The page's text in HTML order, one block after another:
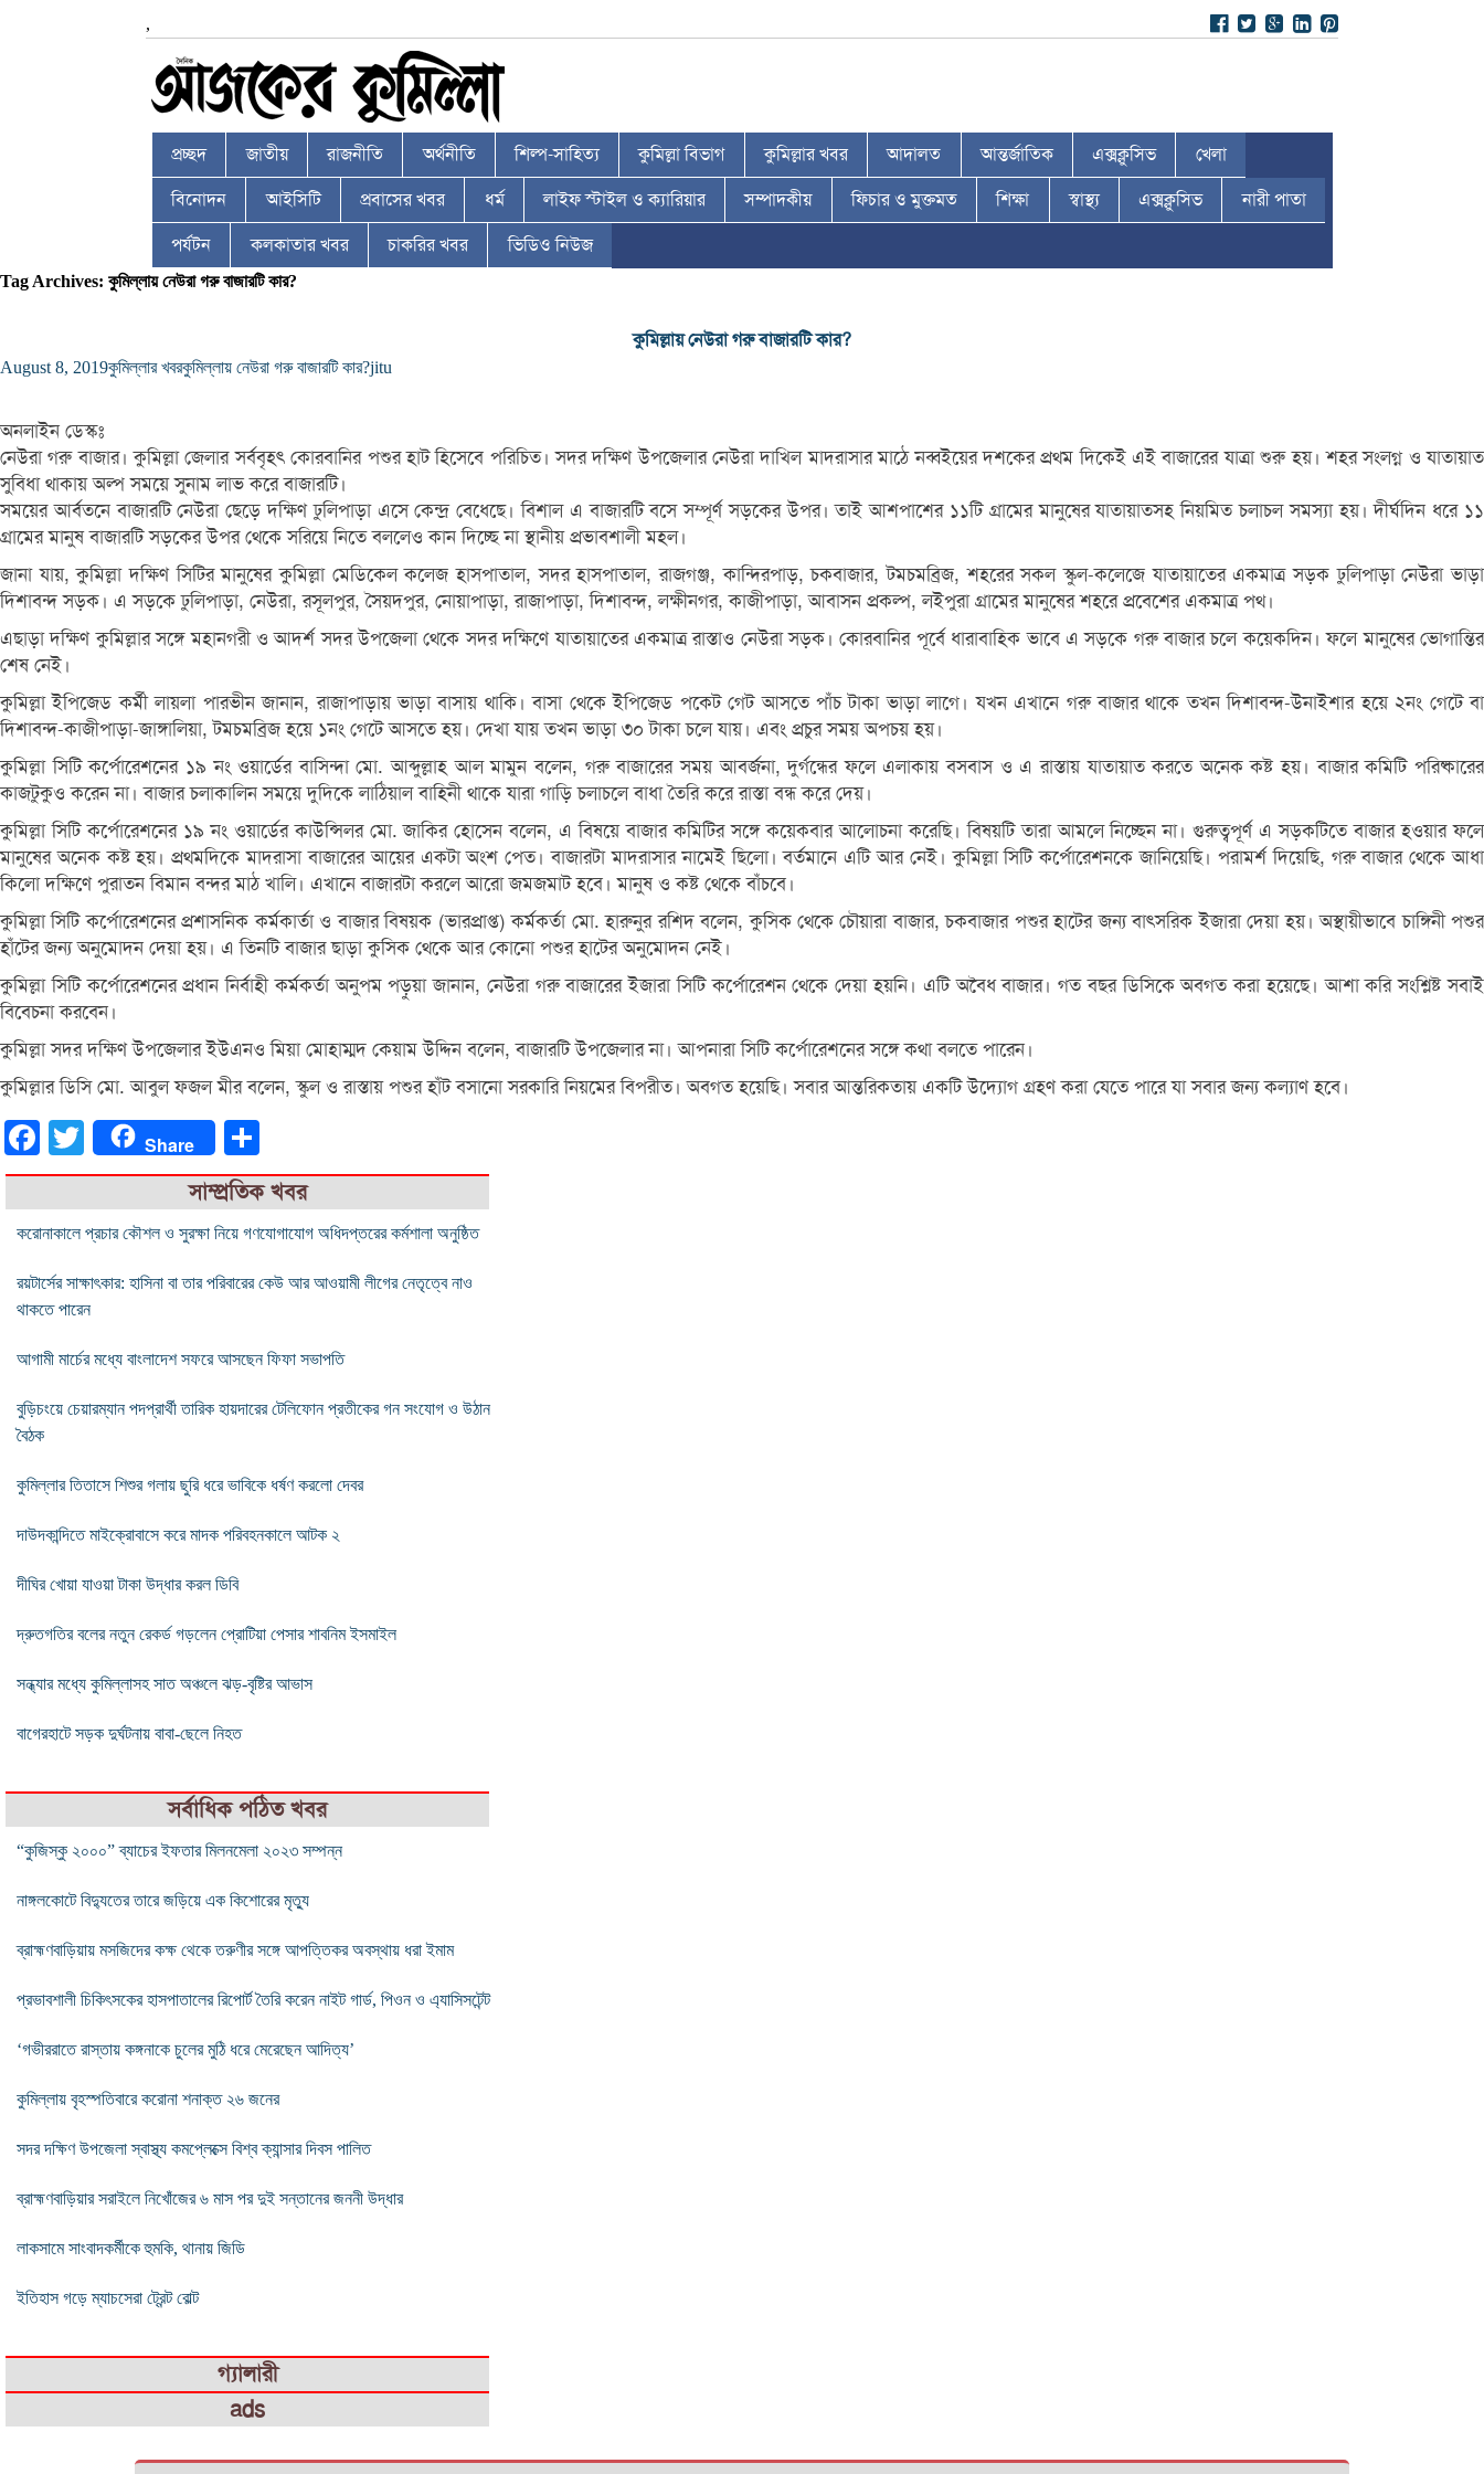
,
প্রচ্ছদ জাতীয় রাজনীতি অর্থনীতি শিল্প-সাহিত্য কুমিল্লা বিভাগ কুমিল্লার খবর আদালত আন্তর্জাতিক এক্সক্লুসিভ খেলা
বিনোদন আইসিটি প্রবাসের খবর ধর্ম লাইফ স্টাইল ও ক্যারিয়ার সম্পাদকীয় ফিচার ও মুক্তমত শিক্ষা স্বাস্থ্য এক্সক্লুসিভ নারী পাতা
পর্যটন কলকাতার খবর চাকরির খবর ভিডিও নিউজ
Tag Archives: কুমিল্লায় নেউরা গরু বাজারটি কার?
কুমিল্লায় নেউরা গরু বাজারটি কার?
August 8, 2019কুমিল্লার খবরকুমিল্লায় নেউরা গরু বাজারটি কার?jitu
অনলাইন ডেস্কঃ
নেউরা গরু বাজার। কুমিল্লা জেলার সর্ববৃহৎ কোরবানির পশুর হাট হিসেবে পরিচিত। সদর দক্ষিণ উপজেলার নেউরা দাখিল মাদরাসার মাঠে নব্বইয়ের দশকের প্রথম দিকেই এই বাজারের যাত্রা শুরু হয়। শহর সংলগ্ন ও যাতায়াত
সুবিধা থাকায় অল্প সময়ে সুনাম লাভ করে বাজারটি।
সময়ের আর্বতনে বাজারটি নেউরা ছেড়ে দক্ষিণ ঢুলিপাড়া এসে কেন্দ্র বেধেছে। বিশাল এ বাজারটি বসে সম্পূর্ণ সড়কের উপর। তাই আশপাশের ১১টি গ্রামের মানুষের যাতায়াতসহ নিয়মিত চলাচল সমস্যা হয়। দীর্ঘদিন ধরে ১১
গ্রামের মানুষ বাজারটি সড়কের উপর থেকে সরিয়ে নিতে বললেও কান দিচ্ছে না স্থানীয় প্রভাবশালী মহল।
জানা যায়, কুমিল্লা দক্ষিণ সিটির মানুষের কুমিল্লা মেডিকেল কলেজ হাসপাতাল, সদর হাসপাতাল, রাজগঞ্জ, কান্দিরপাড়, চকবাজার, টমচমব্রিজ, শহরের সকল স্কুল-কলেজে যাতায়াতের একমাত্র সড়ক ঢুলিপাড়া নেউরা ভাড়া
দিশাবন্দ সড়ক। এ সড়কে ঢুলিপাড়া, নেউরা, রসূলপুর, সৈয়দপুর, নোয়াপাড়া, রাজাপাড়া, দিশাবন্দ, লক্ষীনগর, কাজীপাড়া, আবাসন প্রকল্প, লইপুরা গ্রামের মানুষের শহরে প্রবেশের একমাত্র পথ।
এছাড়া দক্ষিণ কুমিল্লার সঙ্গে মহানগরী ও আদর্শ সদর উপজেলা থেকে সদর দক্ষিণে যাতায়াতের একমাত্র রাস্তাও নেউরা সড়ক। কোরবানির পূর্বে ধারাবাহিক ভাবে এ সড়কে গরু বাজার চলে কয়েকদিন। ফলে মানুষের ভোগান্তির
শেষ নেই।
কুমিল্লা ইপিজেড কর্মী লায়লা পারভীন জানান, রাজাপাড়ায় ভাড়া বাসায় থাকি। বাসা থেকে ইপিজেড পকেট গেট আসতে পাঁচ টাকা ভাড়া লাগে। যখন এখানে গরু বাজার থাকে তখন দিশাবন্দ-উনাইশার হয়ে ২নং গেটে বা
দিশাবন্দ-কাজীপাড়া-জাঙ্গালিয়া, টমচমব্রিজ হয়ে ১নং গেটে আসতে হয়। দেখা যায় তখন ভাড়া ৩০ টাকা চলে যায়। এবং প্রচুর সময় অপচয় হয়।
কুমিল্লা সিটি কর্পোরেশনের ১৯ নং ওয়ার্ডের বাসিন্দা মো. আব্দুল্লাহ আল মামুন বলেন, গরু বাজারের সময় আবর্জনা, দুর্গন্ধের ফলে এলাকায় বসবাস ও এ রাস্তায় যাতায়াত করতে অনেক কষ্ট হয়। বাজার কমিটি পরিষ্কারের
কাজটুকুও করেন না। বাজার চলাকালিন সময়ে দুদিকে লাঠিয়াল বাহিনী থাকে যারা গাড়ি চলাচলে বাধা তৈরি করে রাস্তা বন্ধ করে দেয়।
কুমিল্লা সিটি কর্পোরেশনের ১৯ নং ওয়ার্ডের কাউন্সিলর মো. জাকির হোসেন বলেন, এ বিষয়ে বাজার কমিটির সঙ্গে কয়েকবার আলোচনা করেছি। বিষয়টি তারা আমলে নিচ্ছেন না। গুরুত্বপূর্ণ এ সড়কটিতে বাজার হওয়ার ফলে
মানুষের অনেক কষ্ট হয়। প্রথমদিকে মাদরাসা বাজারের আয়ের একটা অংশ পেত। বাজারটা মাদরাসার নামেই ছিলো। বর্তমানে এটি আর নেই। কুমিল্লা সিটি কর্পোরেশনকে জানিয়েছি। পরামর্শ দিয়েছি, গরু বাজার থেকে আধা
কিলো দক্ষিণে পুরাতন বিমান বন্দর মাঠ খালি। এখানে বাজারটা করলে আরো জমজমাট হবে। মানুষ ও কষ্ট থেকে বাঁচবে।
কুমিল্লা সিটি কর্পোরেশনের প্রশাসনিক কর্মকার্তা ও বাজার বিষয়ক (ভারপ্রাপ্ত) কর্মকর্তা মো. হারুনুর রশিদ বলেন, কুসিক থেকে চৌয়ারা বাজার, চকবাজার পশুর হাটের জন্য বাৎসরিক ইজারা দেয়া হয়। অস্থায়ীভাবে চাঙ্গিনী পশুর
হাঁটের জন্য অনুমোদন দেয়া হয়। এ তিনটি বাজার ছাড়া কুসিক থেকে আর কোনো পশুর হাটের অনুমোদন নেই।
কুমিল্লা সিটি কর্পোরেশনের প্রধান নির্বাহী কর্মকর্তা অনুপম পড়ুয়া জানান, নেউরা গরু বাজারের ইজারা সিটি কর্পোরেশন থেকে দেয়া হয়নি। এটি অবৈধ বাজার। গত বছর ডিসিকে অবগত করা হয়েছে। আশা করি সংশ্লিষ্ট সবাই
বিবেচনা করবেন।
কুমিল্লা সদর দক্ষিণ উপজেলার ইউএনও মিয়া মোহাম্মদ কেয়াম উদ্দিন বলেন, বাজারটি উপজেলার না। আপনারা সিটি কর্পোরেশনের সঙ্গে কথা বলতে পারেন।
কুমিল্লার ডিসি মো. আবুল ফজল মীর বলেন, স্কুল ও রাস্তায় পশুর হাঁট বসানো সরকারি নিয়মের বিপরীত। অবগত হয়েছি। সবার আন্তরিকতায় একটি উদ্যোগ গ্রহণ করা যেতে পারে যা সবার জন্য কল্যাণ হবে।
FacebookTwitter Share
সাম্প্রতিক খবর
করোনাকালে প্রচার কৌশল ও সুরক্ষা নিয়ে গণযোগাযোগ অধিদপ্তরের কর্মশালা অনুষ্ঠিত
রয়টার্সের সাক্ষাৎকার: হাসিনা বা তার পরিবারের কেউ আর আওয়ামী লীগের নেতৃত্বে নাও
থাকতে পারেন
আগামী মার্চের মধ্যে বাংলাদেশ সফরে আসছেন ফিফা সভাপতি
বুড়িচংয়ে চেয়ারম্যান পদপ্রার্থী তারিক হায়দারের টেলিফোন প্রতীকের গন সংযোগ ও উঠান
বৈঠক
কুমিল্লার তিতাসে শিশুর গলায় ছুরি ধরে ভাবিকে ধর্ষণ করলো দেবর
দাউদকান্দিতে মাইক্রোবাসে করে মাদক পরিবহনকালে আটক ২
দীঘির খোয়া যাওয়া টাকা উদ্ধার করল ডিবি
দ্রুতগতির বলের নতুন রেকর্ড গড়লেন প্রোটিয়া পেসার শাবনিম ইসমাইল
সন্ধ্যার মধ্যে কুমিল্লাসহ সাত অঞ্চলে ঝড়-বৃষ্টির আভাস
বাগেরহাটে সড়ক দুর্ঘটনায় বাবা-ছেলে নিহত
সর্বাধিক পঠিত খবর
“কুজিস্কু ২০০০” ব্যাচের ইফতার মিলনমেলা ২০২৩ সম্পন্ন
নাঙ্গলকোটে বিদ্যুতের তারে জড়িয়ে এক কিশোরের মৃত্যু
ব্রাহ্মণবাড়িয়ায় মসজিদের কক্ষ থেকে তরুণীর সঙ্গে আপত্তিকর অবস্থায় ধরা ইমাম
প্রভাবশালী চিকিৎসকের হাসপাতালের রিপোর্ট তৈরি করেন নাইট গার্ড, পিওন ও এ্যাসিসটেন্ট
‘গভীররাতে রাস্তায় কঙ্গনাকে চুলের মুঠি ধরে মেরেছেন আদিত্য’
কুমিল্লায় বৃহস্পতিবারে করোনা শনাক্ত ২৬ জনের
সদর দক্ষিণ উপজেলা স্বাস্থ্য কমপ্লেক্সে বিশ্ব ক্যান্সার দিবস পালিত
ব্রাহ্মণবাড়িয়ার সরাইলে নিখোঁজের ৬ মাস পর দুই সন্তানের জননী উদ্ধার
লাকসামে সাংবাদকর্মীকে হুমকি, থানায় জিডি
ইতিহাস গড়ে ম্যাচসেরা ট্রেন্ট বোল্ট
গ্যালারী
ads